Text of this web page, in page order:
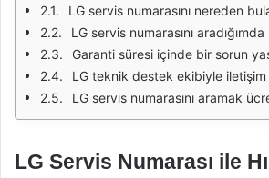
LG servis numarasını nereden
LG servis numarasını
Garanti süresi içinde bir sorun
LG teknik destek ekibiyle iletişim
LG servis numarasını aramak
LG Servis Numarası ile